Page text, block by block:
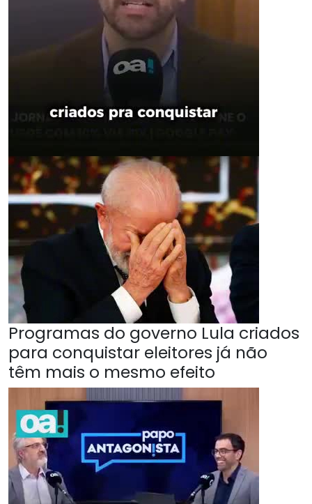
Programas do governo Lula criados
para conquistar eleitores já não
têm mais o mesmo efeito